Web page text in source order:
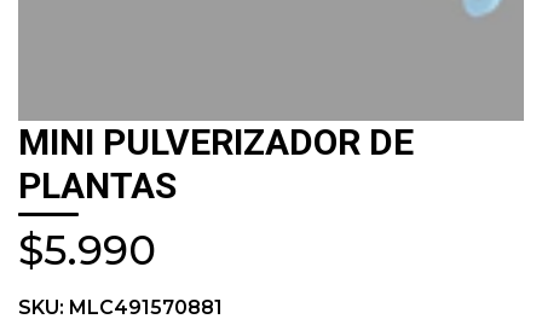
MINI PULVERIZADOR DE
PLANTAS
$5.990
SKU: MLC491570881